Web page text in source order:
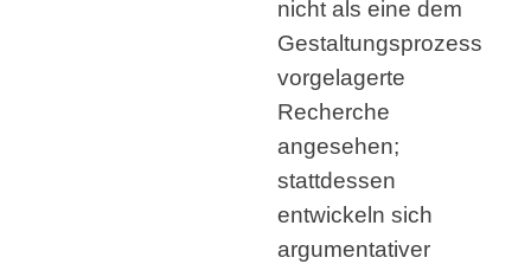
nicht als eine dem
Gestaltungsprozess
vorgelagerte
Recherche
angesehen;
stattdessen
entwickeln sich
argumentativer